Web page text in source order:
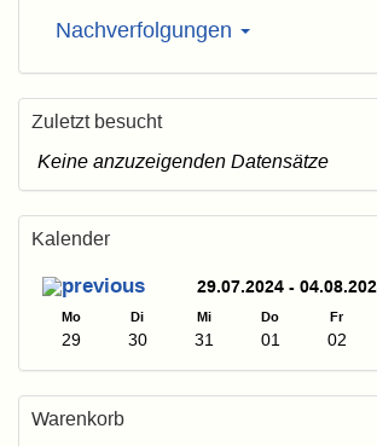
Nachverfolgungen
Zuletzt besucht
Keine anzuzeigenden Datensätze
Kalender
29.07.2024 -
Mo Di Mi Do Fr
29 30 31 01 02
Warenkorb